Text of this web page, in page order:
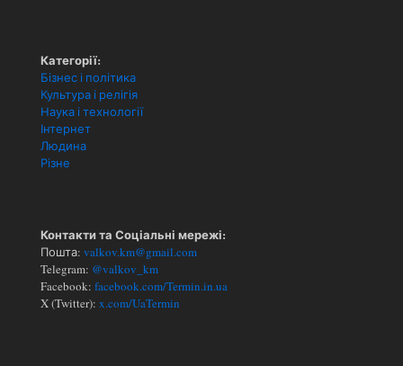
Категорії:
Бізнес і політика
Культура і релігія
Наука і технології
Інтернет
Людина
Різне
Контакти та Соціальні мережі:
Пошта: valkov.km@gmail.com
Telegram: @valkov_km
Facebook: facebook.com/Termin.in.ua
X (Twitter): x.com/UaTermin